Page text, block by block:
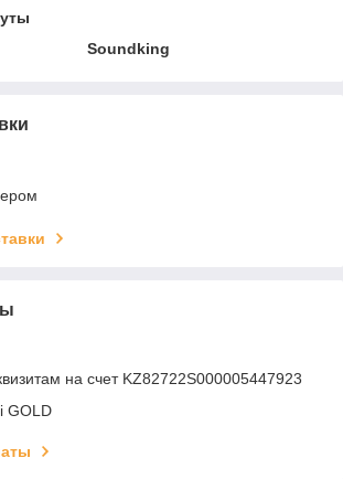
Soundking
на счет KZ82722S000005447923
GOLD